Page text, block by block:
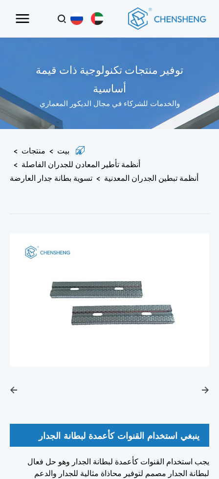
توفير منتجات تكنولوجية ذات قيمة
أساسية
والخدمات للشركاء في مجال الديكور المعماري
بيت > منتجات >
أنظمة تأطير المعادن للجدران الفاصلة >
أنظمة تبطين الجدران المعدنية > تسوية بطانة جدار العارضة
ينبغي استخدام القنوات كأعمدة لبطانة الجدار
يجب استخدام القنوات كأعمدة لبطانة الجدار وهو حل فعال
لبطانة الجدار مصمم لتوفير محاذاة مثالية للجدار والدعم